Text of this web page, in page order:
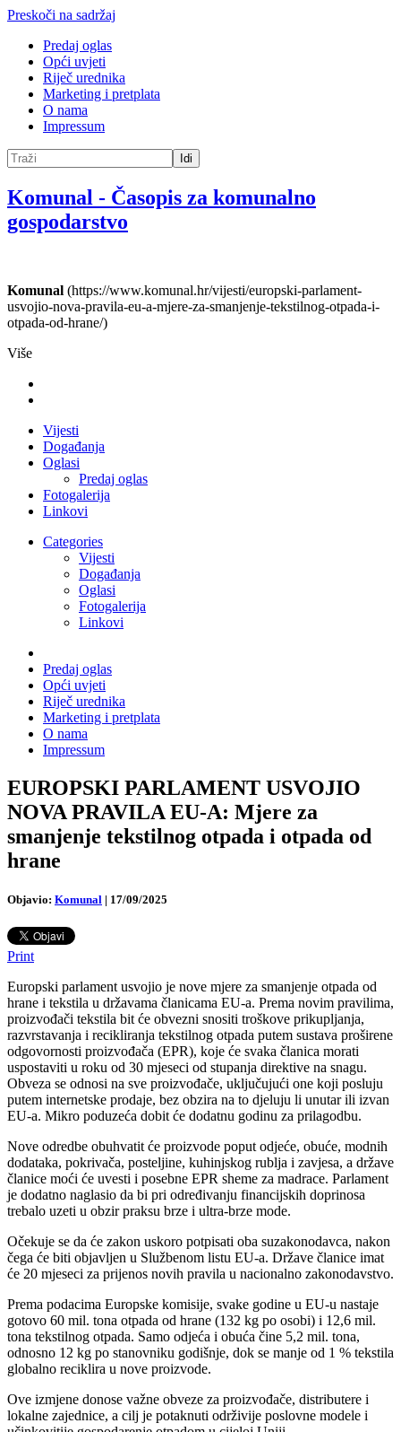
Preskoči na sadržaj
Predaj oglas
Opći uvjeti
Riječ urednika
Marketing i pretplata
O nama
Impressum
Idi
Komunal - Časopis za komunalno
gospodarstvo
Komunal (https://www.komunal.hr/vijesti/europski-parlament-
usvojio-nova-pravila-eu-a-mjere-za-smanjenje-tekstilnog-otpada-i-
otpada-od-hrane/)
Više
Vijesti
Događanja
Oglasi
Predaj oglas
Fotogalerija
Linkovi
Categories
Vijesti
Događanja
Oglasi
Fotogalerija
Linkovi
Predaj oglas
Opći uvjeti
Riječ urednika
Marketing i pretplata
O nama
Impressum
EUROPSKI PARLAMENT USVOJIO
NOVA PRAVILA EU-A: Mjere za
smanjenje tekstilnog otpada i otpada od
hrane
Objavio: Komunal | 17/09/2025
Print
Europski parlament usvojio je nove mjere za smanjenje otpada od
hrane i tekstila u državama članicama EU-a. Prema novim pravilima,
proizvođači tekstila bit će obvezni snositi troškove prikupljanja,
razvrstavanja i recikliranja tekstilnog otpada putem sustava proširene
odgovornosti proizvođača (EPR), koje će svaka članica morati
uspostaviti u roku od 30 mjeseci od stupanja direktive na snagu.
Obveza se odnosi na sve proizvođače, uključujući one koji posluju
putem internetske prodaje, bez obzira na to djeluju li unutar ili izvan
EU-a. Mikro poduzeća dobit će dodatnu godinu za prilagodbu.
Nove odredbe obuhvatit će proizvode poput odjeće, obuće, modnih
dodataka, pokrivača, posteljine, kuhinjskog rublja i zavjesa, a države
članice moći će uvesti i posebne EPR sheme za madrace. Parlament
je dodatno naglasio da bi pri određivanju financijskih doprinosa
trebalo uzeti u obzir praksu brze i ultra-brze mode.
Očekuje se da će zakon uskoro potpisati oba suzakonodavca, nakon
čega će biti objavljen u Službenom listu EU-a. Države članice imat
će 20 mjeseci za prijenos novih pravila u nacionalno zakonodavstvo.
Prema podacima Europske komisije, svake godine u EU-u nastaje
gotovo 60 mil. tona otpada od hrane (132 kg po osobi) i 12,6 mil.
tona tekstilnog otpada. Samo odjeća i obuća čine 5,2 mil. tona,
odnosno 12 kg po stanovniku godišnje, dok se manje od 1 % tekstila
globalno reciklira u nove proizvode.
Ove izmjene donose važne obveze za proizvođače, distributere i
lokalne zajednice, a cilj je potaknuti održivije poslovne modele i